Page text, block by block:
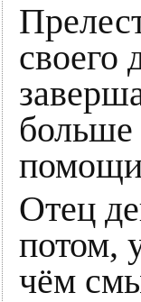
своего
больше
Отец
потом,
чём